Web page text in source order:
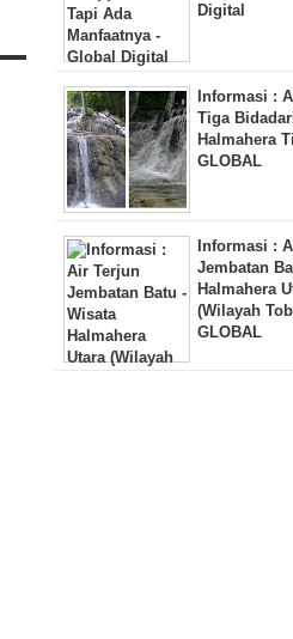
Digital
Informasi :
Tiga
Halmahera
GLOBAL
Informasi :
Jembatan
Halmahera
(Wilayah
GLOBAL